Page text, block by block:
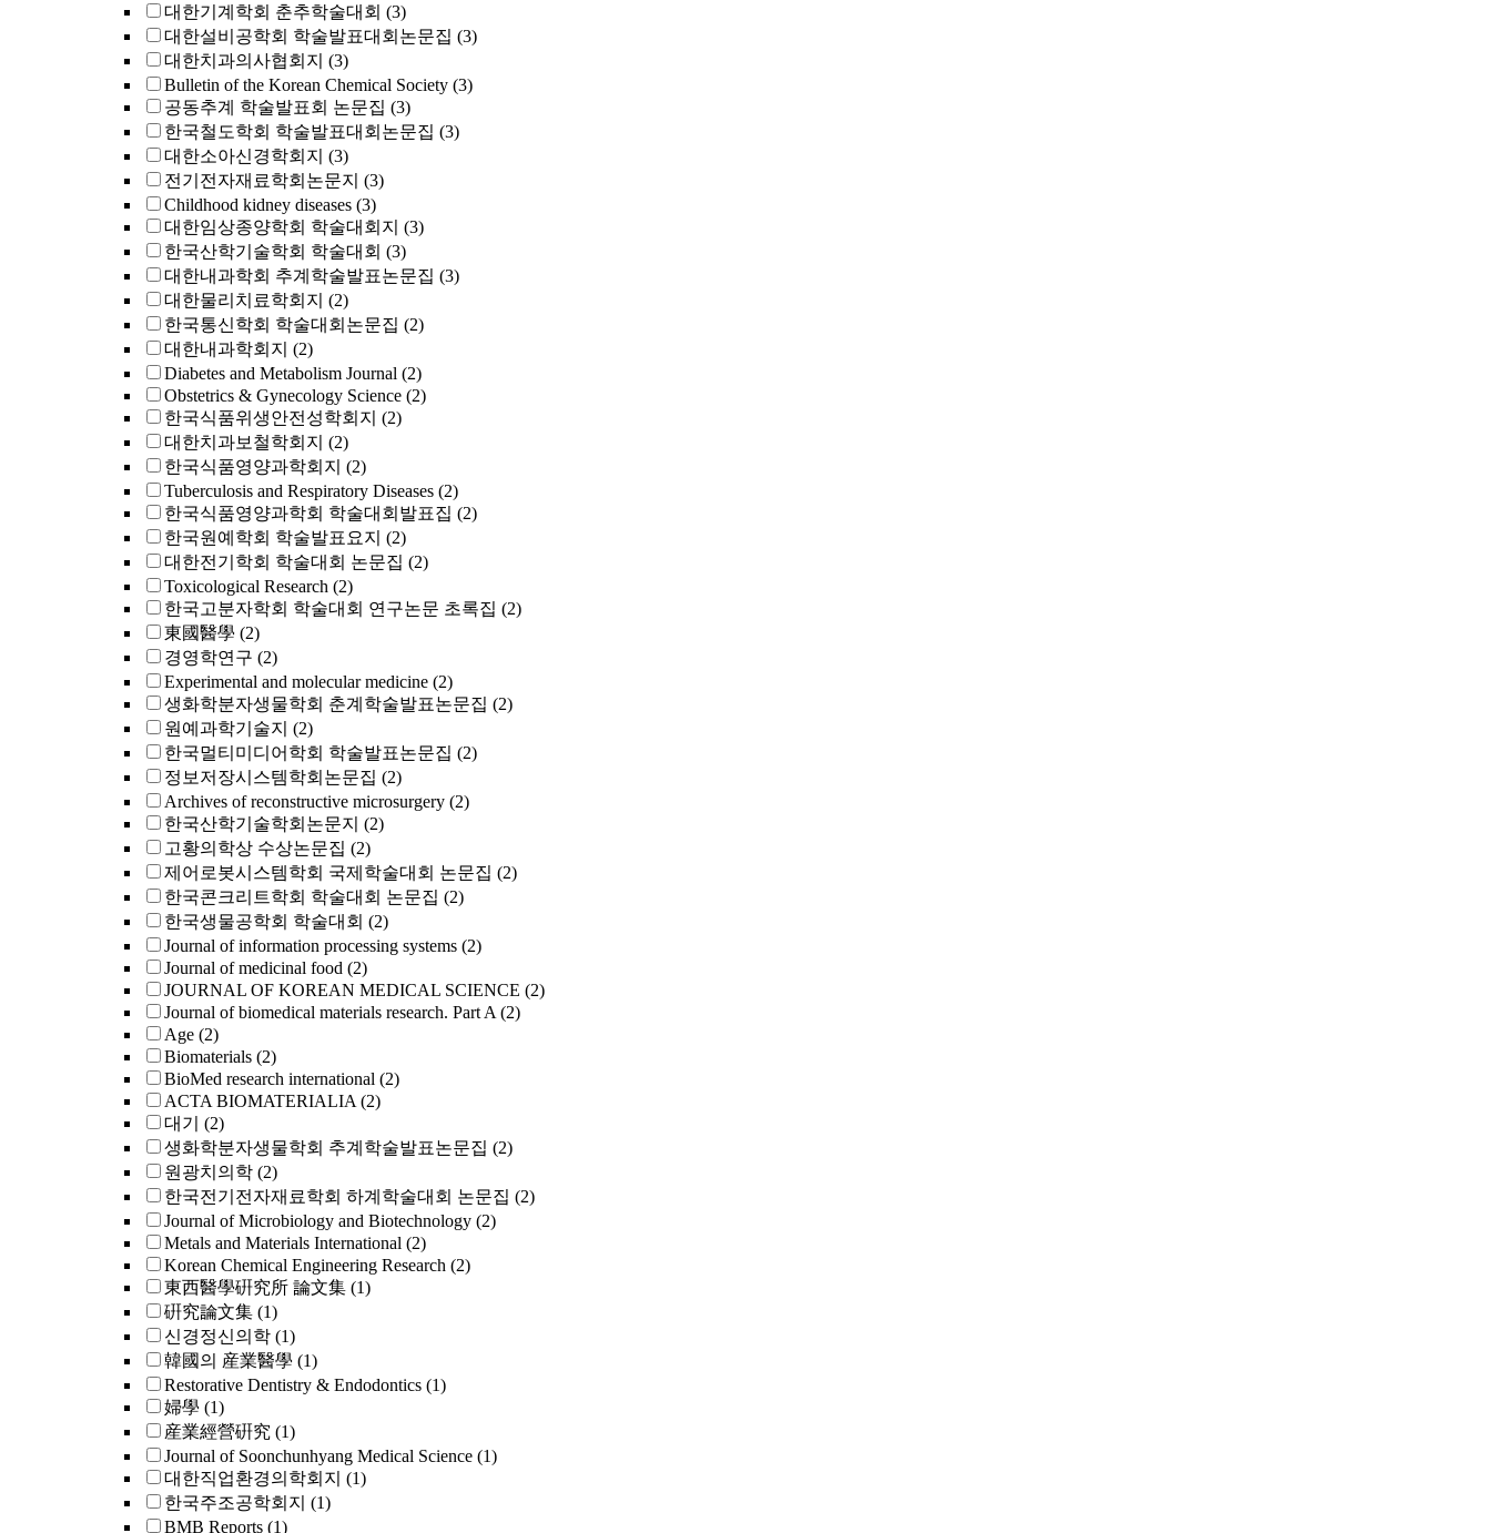
대한기계학회 춘추학술대회 (3)
대한설비공학회 학술발표대회논문집 (3)
대한치과의사협회지 (3)
Bulletin of the Korean Chemical Society (3)
공동추계 학술발표회 논문집 (3)
한국철도학회 학술발표대회논문집 (3)
대한소아신경학회지 (3)
전기전자재료학회논문지 (3)
Childhood kidney diseases (3)
대한임상종양학회 학술대회지 (3)
한국산학기술학회 학술대회 (3)
대한내과학회 추계학술발표논문집 (3)
대한물리치료학회지 (2)
한국통신학회 학술대회논문집 (2)
대한내과학회지 (2)
Diabetes and Metabolism Journal (2)
Obstetrics & Gynecology Science (2)
한국식품위생안전성학회지 (2)
대한치과보철학회지 (2)
한국식품영양과학회지 (2)
Tuberculosis and Respiratory Diseases (2)
한국식품영양과학회 학술대회발표집 (2)
한국원예학회 학술발표요지 (2)
대한전기학회 학술대회 논문집 (2)
Toxicological Research (2)
한국고분자학회 학술대회 연구논문 초록집 (2)
東國醫學 (2)
경영학연구 (2)
Experimental and molecular medicine (2)
생화학분자생물학회 춘계학술발표논문집 (2)
원예과학기술지 (2)
한국멀티미디어학회 학술발표논문집 (2)
정보저장시스템학회논문집 (2)
Archives of reconstructive microsurgery (2)
한국산학기술학회논문지 (2)
고황의학상 수상논문집 (2)
제어로봇시스템학회 국제학술대회 논문집 (2)
한국콘크리트학회 학술대회 논문집 (2)
한국생물공학회 학술대회 (2)
Journal of information processing systems (2)
Journal of medicinal food (2)
JOURNAL OF KOREAN MEDICAL SCIENCE (2)
Journal of biomedical materials research. Part A (2)
Age (2)
Biomaterials (2)
BioMed research international (2)
ACTA BIOMATERIALIA (2)
대기
(2)
생화학분자생물학회 추계학술발표논문집 (2)
원광치의학 (2)
한국전기전자재료학회 하계학술대회 논문집 (2)
Journal of Microbiology and Biotechnology (2)
Metals and Materials International (2)
Korean Chemical Engineering Research (2)
東西醫學硏究所 論文集 (1)
硏究論文集 (1)
신경정신의학 (1)
韓國의 産業醫學 (1)
Restorative Dentistry & Endodontics (1)
婦學 (1)
産業經營硏究 (1)
Journal of Soonchunhyang Medical Science (1)
대한직업환경의학회지 (1)
한국주조공학회지 (1)
BMB Reports (1)